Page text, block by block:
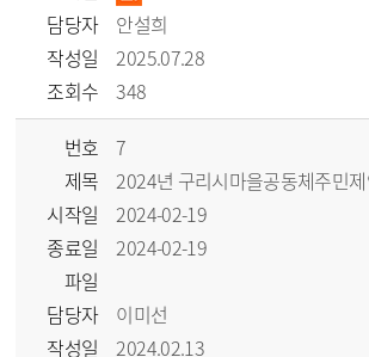
담당자
안설희
작성일
2025.07.28
조회수
348
번호
7
제목
2024년 구리시마을공동체주민
시작일
2024-02-19
종료일
2024-02-19
파일
담당자
이미선
작성일
2024.02.13